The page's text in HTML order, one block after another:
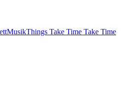
MusikThings Take Time Take Time